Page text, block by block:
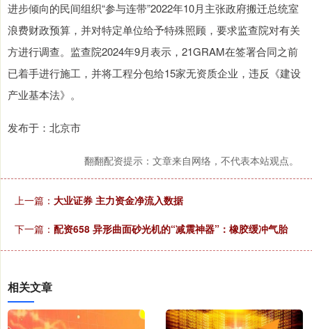
进步倾向的民间组织“参与连带”2022年10月主张政府搬迁总统室
浪费财政预算，并对特定单位给予特殊照顾，要求监查院对有关
方进行调查。监查院2024年9月表示，21GRAM在签署合同之前
已着手进行施工，并将工程分包给15家无资质企业，违反《建设
产业基本法》。
发布于：北京市
翻翻配资提示：文章来自网络，不代表本站观点。
上一篇： 大业证券 主力资金净流入数据
下一篇： 配资658 异形曲面砂光机的“减震神器”：橡胶缓冲气胎
相关文章